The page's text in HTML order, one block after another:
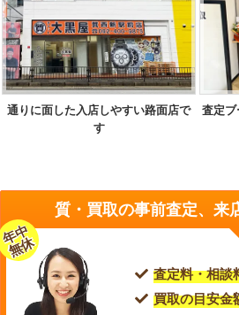
通りに面した入店しやすい路面店で
す
査定ブ
質・買取の事前査定、来
年中
無休
査定料・相談
買取の目安金